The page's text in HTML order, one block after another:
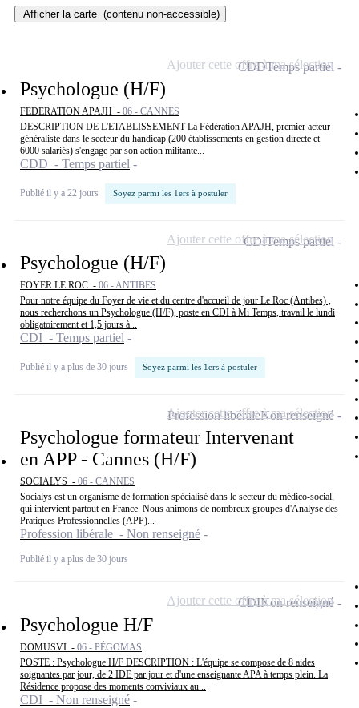
Afficher la carte (contenu non-accessible)
Psychologue (H/F)
FEDERATION APAJH - 06 - CANNES
DESCRIPTION DE L'ETABLISSEMENT La Fédération APAJH, premier acteur
généraliste dans le secteur du handicap (200 établissements en gestion directe et
6000 salariés) s'engage par son action militante...
CDD - Temps partiel
Publié il y a 22 jours Soyez parmi les 1ers à postuler
CDDTemps partiel
Ajouter cette offre à ma sélection
Psychologue (H/F)
FOYER LE ROC - 06 - ANTIBES
Pour notre équipe du Foyer de vie et du centre d'accueil de jour Le Roc (Antibes) ,
nous recherchons un Psychologue (H/F), poste en CDI à Mi Temps, travail le lundi
obligatoirement et 1,5 jours à...
CDI - Temps partiel
Publié il y a plus de 30 jours Soyez parmi les 1ers à postuler
CDITemps partiel
Ajouter cette offre à ma sélection
Psychologue formateur Intervenant
en APP - Cannes (H/F)
SOCIALYS - 06 - CANNES
Socialys est un organisme de formation spécialisé dans le secteur du médico-social,
qui intervient partout en France. Nous animons de nombreux groupes d'Analyse des
Pratiques Professionnelles (APP)...
Profession libérale - Non renseigné
Publié il y a plus de 30 jours
Profession libéraleNon renseigné
Ajouter cette offre à ma sélection
Psychologue H/F
DOMUSVI - 06 - PÉGOMAS
POSTE : Psychologue H/F DESCRIPTION : L'équipe se compose de 8 aides
soignantes par jour, de 2 IDE par jour et d'une enseignante APA à temps plein. La
Résidence propose des moments conviviaux au...
CDI - Non renseigné
CDINon renseigné
Ajouter cette offre à ma sélection